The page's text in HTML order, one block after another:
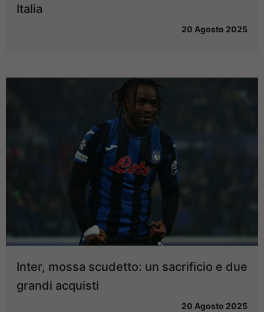
Italia
20 Agosto 2025
Inter, mossa scudetto: un sacrificio e due
grandi acquisti
20 Agosto 2025